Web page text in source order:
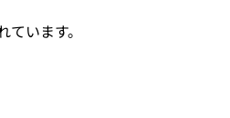
ています。